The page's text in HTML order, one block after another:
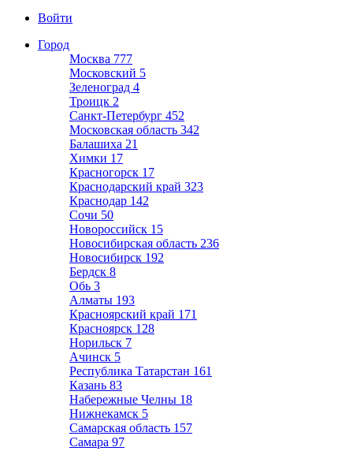
Войти
Город
Москва 777
Московский 5
Зеленоград 4
Троицк 2
Санкт-Петербург 452
Московская область 342
Балашиха 21
Химки 17
Красногорск 17
Краснодарский край 323
Краснодар 142
Сочи 50
Новороссийск 15
Новосибирская область 236
Новосибирск 192
Бердск 8
Обь 3
Алматы 193
Красноярский край 171
Красноярск 128
Норильск 7
Ачинск 5
Республика Татарстан 161
Казань 83
Набережные Челны 18
Нижнекамск 5
Самарская область 157
Самара 97